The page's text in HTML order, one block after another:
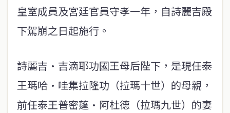
皇室成員及宮廷官員守孝一年，自詩麗吉殿
下駕崩之日起施行。
詩麗吉·吉滴耶功國王母后陛下，是現任泰
王瑪哈·哇集拉隆功（拉瑪十世）的母親，
前任泰王普密蓬·阿杜德（拉瑪九世）的妻